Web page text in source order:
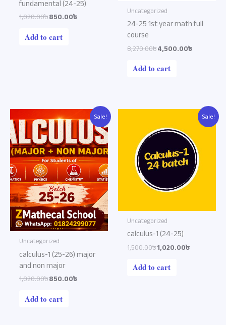
fundamental (24-25)
1,020.00৳850.00৳
Add to cart
Uncategorized
24-25 1st year math full
course
8,270.00৳4,500.00৳
Add to cart
Sale!
Uncategorized
calculus-1 (25-26) major
and non major
1,020.00৳
Original
price
was:
1,020.00৳.
850.00৳
Current
price
is:
850.00৳.
Add to cart
Sale!
Uncategorized
calculus-1 (24-25)
1,500.00৳
Original
was:
1,500.00৳.
1,020.00৳
Current
price
1,020.00৳.
Add to cart